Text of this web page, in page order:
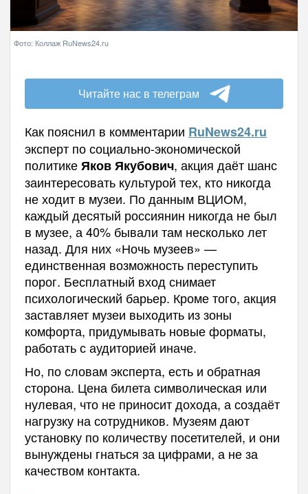
Фото: Коллаж RuNews24.ru
Читайте нас в телеграм
Как пояснил в комментарии RuNews24.ru
эксперт по социально-экономической
политикеЯков Якубович, акция даёт шанс
заинтересовать культурой тех, кто никогда
не ходит в музеи. По данным ВЦИОМ,
каждый десятый россиянин никогда не был
в музее, а 40% бывали там несколько лет
назад. Для них «Ночь музеев» —
единственная возможность переступить
порог. Бесплатный вход снимает
психологический барьер. Кроме того, акция
заставляет музеи выходить из зоны
комфорта, придумывать новые форматы,
работать с аудиторией иначе.
Но, по словам эксперта, есть и обратная
сторона. Цена билета символическая или
нулевая, что не приносит дохода, а создаёт
нагрузку на сотрудников. Музеям дают
установку по количеству посетителей, и они
вынуждены гнаться за цифрами, а не за
качеством контакта.